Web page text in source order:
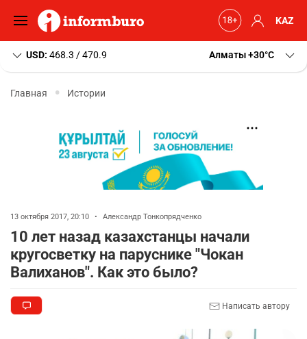
KAZ
USD: 468.3 / 470.9 Алматы+30 C
Главная Истории
13 октября 2017, 20:10 • Александр Тонкопрядченко
10 лет назад казахстанцы начали
кругосветку на паруснике "Чокан
Валиханов". Как это было?
Написать автору